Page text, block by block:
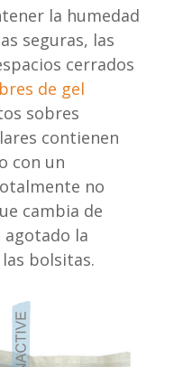
la humedad
seguras, las
cerrados
de gel
sobres
contienen
con un
no
cambia de
agotado la
bolsitas.